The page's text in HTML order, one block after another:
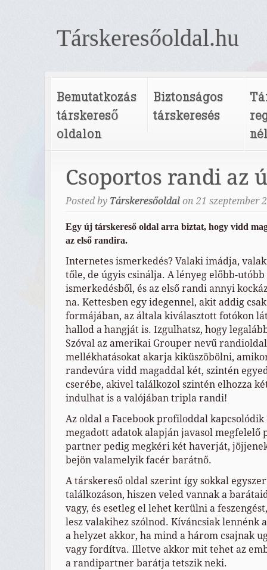
Társkeresőoldal.hu
Bemutatkozás
társkereső
oldalon
Biztonságos
társkeresés
Csoportos randi az
Posted by Társkeresőoldal on 21 szeptember
Egy új társkereső oldal arra biztat, hogy vidd
az első randira.
Internetes ismerkedés? Valaki imádja,
tőle, de úgyis csinálja. A lényeg előbb-
ismerkedésből, és az első randi annyi
na. Kettesben egy idegennel, akit addig
formájában, az általa kiválasztott fotókon
hallod a hangját is. Izgulhatsz, hogy
Szóval az amerikai Grouper nevű
mellékhatásokat akarja kiküszöbölni,
randevúra vidd magaddal két, szintén
cserébe, akivel találkozol szintén elhozza
indulhat is a valójában tripla randi!
Az oldal a Facebook profiloddal kapcsolódik
megadott adatok alapján javasol megfelelő
partner pedig megkéri két haverját,
bejön valamelyik facér barátnő.
A társkereső oldal szerint így sokkal
találkozáson, hiszen veled vannak a
vagy, és esetleg el lehet kerülni a
lesz valakihez szólnod. Kíváncsiak lennénk
a helyzet akkor, ha mind a három csajnak
vagy fordítva. Illetve akkor mit tehet az
a randipartner barátja tetszik neki.